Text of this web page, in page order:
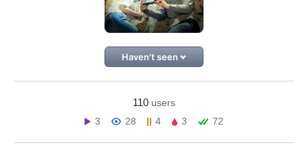
Haven't seen
110 users
3
28 4 3 72